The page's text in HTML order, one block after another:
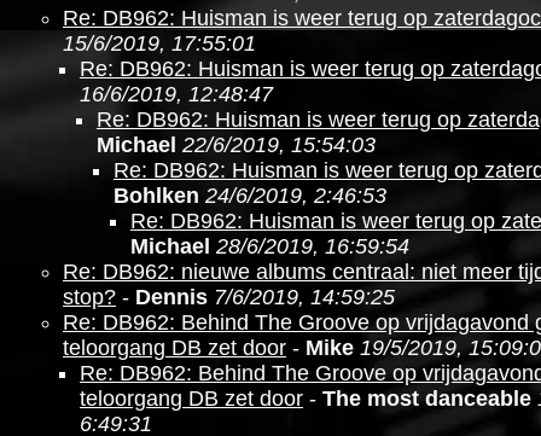
Re: DB962: Huisman is weer terug op
15/6/2019, 17:55:01
Re: DB962: Huisman is weer terug op
16/6/2019, 12:48:47
Re: DB962: Huisman is weer terug op
Michael 22/6/2019, 15:54:03
Re: DB962: Huisman is weer terug op
Bohlken 24/6/2019, 2:46:53
Re: DB962: Huisman is weer terug op
Michael 28/6/2019, 16:59:54
Re: DB962: nieuwe albums centraal: niet meer
stop? - Dennis 7/6/2019, 14:59:25
Re: DB962: Behind The Groove op vrijdagavond
teloorgang DB zet door - Mike 19/5/2019,
Re: DB962: Behind The Groove op
teloorgang DB zet door - The most danceable
6:49:31